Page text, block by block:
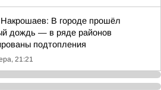
В городе прошёл
дождь — в ряде районов
подтопления
21:21